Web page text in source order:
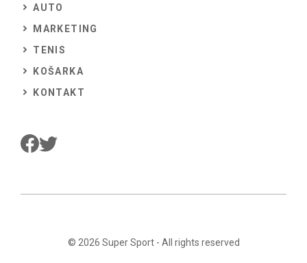
AUTO
MARKETING
TENIS
KOŠARKA
KONTAKT
© 2026 Super Sport- All rights reserved